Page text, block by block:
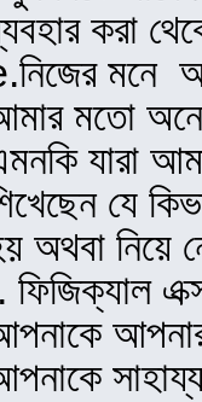
করা
মনে
মতো
যারা
যে
অথবা নিয়ে
ফিজিক্যাল